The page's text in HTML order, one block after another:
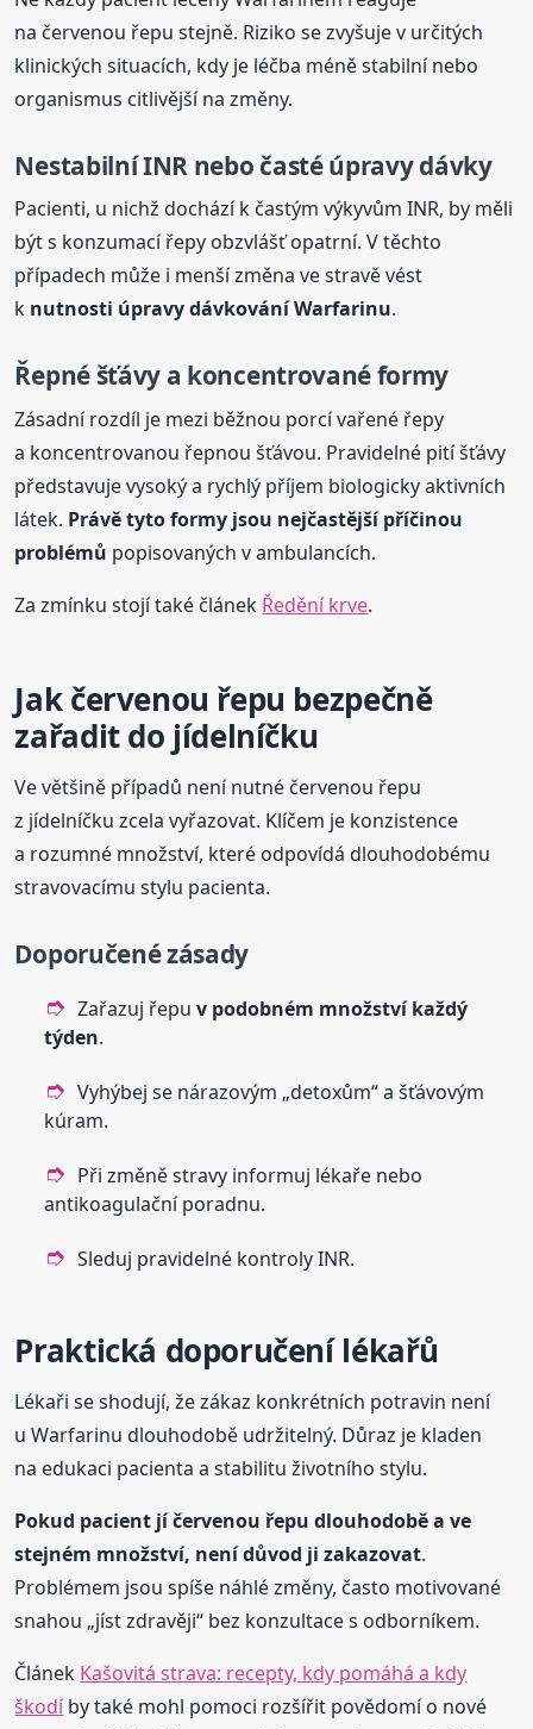
na červenou řepu stejně. Riziko se zvyšuje v určitých
klinických situacích, kdy je léčba méně stabilní nebo
organismus citlivější na změny.
Nestabilní INR nebo časté úpravy dávky
Pacienti, u nichž dochází k častým výkyvům INR, by měli
být s konzumací řepy obzvlášť opatrní. V těchto
případech může i menší změna ve stravě vést
k nutnosti úpravy dávkování Warfarinu.
Řepné šťávy a koncentrované formy
Zásadní rozdíl je mezi běžnou porcí vařené řepy
a koncentrovanou řepnou šťávou. Pravidelné pití šťávy
představuje vysoký a rychlý příjem biologicky aktivních
látek. Právě tyto formy jsou nejčastější příčinou
problémů popisovaných v ambulancích.
Za zmínku stojí také článek Ředění krve.
Jak červenou řepu bezpečně
zařadit do jídelníčku
Ve většině případů není nutné červenou řepu
z jídelníčku zcela vyřazovat. Klíčem je konzistence
a rozumné množství, které odpovídá dlouhodobému
stravovacímu stylu pacienta.
Doporučené zásady
Zařazuj řepuv podobném množství každý
týden.
Vyhýbej se nárazovým „detoxům“ a šťávovým
kúram.
Při změně stravy informuj lékaře nebo
antikoagulační poradnu.
Sleduj pravidelné kontroly INR.
Praktická doporučení lékařů
Lékaři se shodují, že zákaz konkrétních potravin není
u Warfarinu dlouhodobě udržitelný. Důraz je kladen
na edukaci pacienta a stabilitu životního stylu.
Pokud pacient jí červenou řepu dlouhodobě a ve
stejném množství, není důvod ji zakazovat.
Problémem jsou spíše náhlé změny, často motivované
snahou „jíst zdravěji“ bez konzultace s odborníkem.
Článek Kašovitá strava: recepty, kdy pomáhá a kdy
škodí by také mohl pomoci rozšířit povědomí o nové